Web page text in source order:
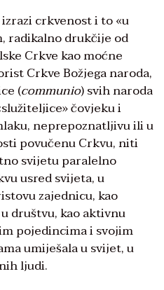
crkvenost i to «u
radikalno drukčije od
Crkve kao moćne
Crkve Božjega naroda,
(communio) svih naroda
čovjeku i
neprepoznatljivu ili u
povučenu Crkvu, niti
svijetu paralelno
usred svijeta, u
zajednicu, kao
društvu, kao aktivnu
pojedincima i svojim
umiješala u svijet, u
ljudi.